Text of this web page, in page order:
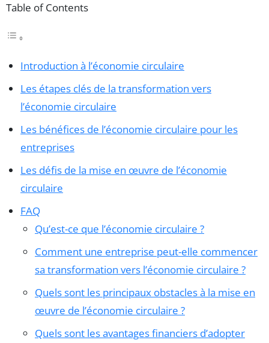
Table of Contents
Introduction à l’économie circulaire
Les étapes clés de la transformation vers
l’économie circulaire
Les bénéfices de l’économie circulaire pour les
entreprises
Les défis de la mise en œuvre de l’économie
circulaire
FAQ
Qu’est-ce que l’économie circulaire ?
Comment une entreprise peut-elle commencer
sa transformation vers l’économie circulaire ?
Quels sont les principaux obstacles à la mise en
œuvre de l’économie circulaire ?
Quels sont les avantages financiers d’adopter